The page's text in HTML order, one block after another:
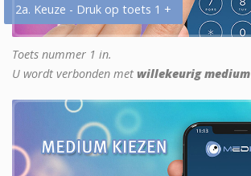
2a. Keuze - Druk op toets 1 +
Toets nummer 1 in.
U wordt verbonden met willekeurig medium